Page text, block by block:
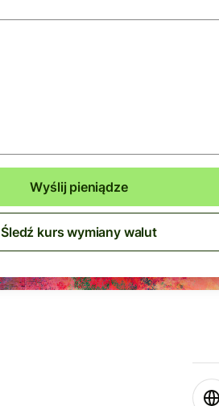
Wyślij pieniądze
Śledź kurs wymiany walut